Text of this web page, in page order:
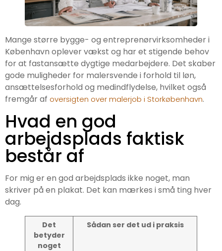
Mange større bygge- og entreprenørvirksomheder i
København oplever vækst og har et stigende behov
for at fastansætte dygtige medarbejdere. Det skaber
gode muligheder for malersvende i forhold til løn,
ansættelsesforhold og medindflydelse, hvilket også
fremgår af oversigten over malerjob i Storkøbenhavn.
Hvad en god
arbejdsplads faktisk
består af
For mig er en god arbejdsplads ikke noget, man
skriver på en plakat. Det kan mærkes i små ting hver
dag.
Det
betyder
noget
Sådan ser det ud i praksis